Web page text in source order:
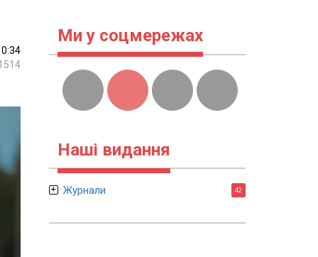
Ми у соцмережах
Наші видання
Журнали 42